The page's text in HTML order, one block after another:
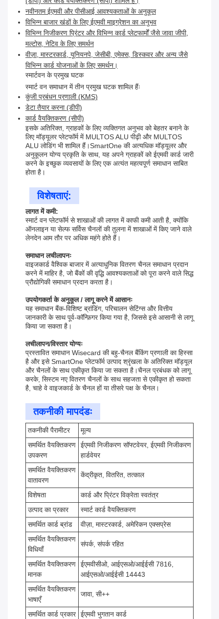
नवीनतम ईएमवी और पीसीआई आवश्यकताओं के अनुकूल
विभिन्न बाजार खंडों के लिए ईएमवी माइग्रेशन का अनुभव
विभिन्न निजीकरण प्रिंटर और विभिन्न कार्ड प्लेटफार्मों जैसे जावा जीपी,
मल्टोस, नेटिव के लिए समर्थन
वीज़ा, मास्टरकार्ड, यूनियनपे, जेसीबी, एमेक्स, डिस्कवर और अन्य जैसे
विभिन्न कार्ड योजनाओं के लिए समर्थन।
स्मार्टवन के प्रमुख घटक
स्मार्ट वन समाधान में तीन प्रमुख घटक शामिल हैंः
कुंजी प्रबंधन प्रणाली (KMS)
डेटा तैयार करना (डीपी)
कार्ड वैयक्तिकरण (सीपी)
इसके अतिरिक्त, ग्राहकों के लिए व्यक्तिगत अनुभव को बेहतर बनाने के
लिए मॉड्यूलर प्लेटफॉर्म में MULTOS ALU पीढ़ी और MULTOS
ALU लोडिंग भी शामिल हैं।SmartOne की अत्यधिक मॉड्यूलर और
अनुकूलन योग्य प्रकृति के साथ, यह अपने ग्राहकों को ईएमवी कार्ड जारी
करने के इच्छुक व्यवसायों के लिए एक अत्यंत महत्वपूर्ण समाधान साबित
होता है।
विशेषताएं:
लागत में कमी:
स्मार्ट वन प्लेटफॉर्म से शाखाओं की लागत में काफी कमी आती है, क्योंकि
ऑनलाइन या सेल्फ सर्विस चैनलों की तुलना में शाखाओं में किए जाने वाले
लेनदेन आम तौर पर अधिक महंगे होते हैं।
समाधान लचीलापनः
वाइजकार्ड वैश्विक बाजार में अत्याधुनिक वितरण चैनल समाधान प्रदान
करने में माहिर है, जो बैंकों की वृद्धि आवश्यकताओं को पूरा करने वाले सिद्ध
प्रौद्योगिकी समाधान प्रदान करता है।
उपयोगकर्ता के अनुकूल / लागू करने में आसानः
यह समाधान बैंक-विशिष्ट ब्रांडिंग, परिचालन सेटिंग्स और वित्तीय
जानकारी के साथ पूर्व-कॉन्फ़िगर किया गया है, जिससे इसे आसानी से लागू
किया जा सकता है।
लचीलापन/विस्तार योग्यः
प्रस्तावित समाधान Wisecard की बहु-चैनल बैंकिंग प्रणाली का हिस्सा
है और इसे SmartOne प्लेटफॉर्म उत्पाद श्रृंखला के अतिरिक्त मॉड्यूल
और चैनलों के साथ एकीकृत किया जा सकता है।चैनल प्रबंधक को लागू
करके, सिस्टम नए वितरण चैनलों के साथ सहजता से एकीकृत हो सकता
है, चाहे वे वाइजकार्ड के चैनल हों या तीसरे पक्ष के चैनल।
तकनीकी मापदंडः
तकनीकी पैरामीटर
मूल्य
समर्थित वैयक्तिकरण
उपकरण
ईएमवी निजीकरण सॉफ्टवेयर, ईएमवी निजीकरण
हार्डवेयर
समर्थित वैयक्तिकरण
वातावरण
केंद्रीकृत, वितरित, तत्काल
विशेषता
कार्ड और प्रिंटर विक्रेता स्वतंत्र
उत्पाद का प्रकार
स्मार्ट कार्ड वैयक्तिकरण
समर्थित कार्ड ब्रांड
वीज़ा, मास्टरकार्ड, अमेरिकन एक्सप्रेस
समर्थित वैयक्तिकरण
विधियाँ
संपर्क, संपर्क रहित
समर्थित वैयक्तिकरण
मानक
ईएमवीसीओ, आईएसओ/आईईसी 7816,
आईएसओ/आईईसी 14443
समर्थित वैयक्तिकरण
भाषाएँ
जावा, सी++
समर्थित कार्ड प्रकार
ईएमवी भुगतान कार्ड